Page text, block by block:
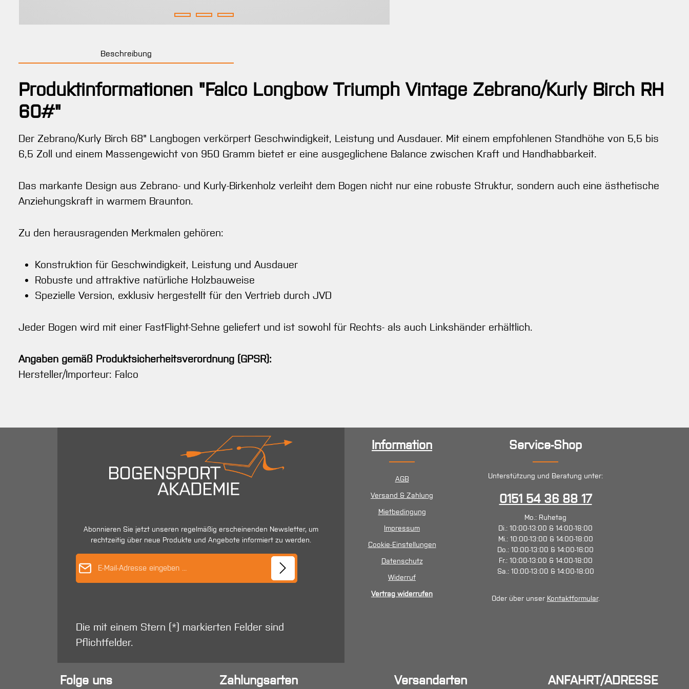
Beschreibung
Produktinformationen "Falco Longbow Triumph Vintage Zebrano/Kurly Birch RH
60#"
Der Zebrano/Kurly Birch 68" Langbogen verkörpert Geschwindigkeit, Leistung und Ausdauer. Mit einem empfohlenen Standhöhe von 5,5 bis
6,5 Zoll und einem Massengewicht von 950 Gramm bietet er eine ausgeglichene Balance zwischen Kraft und Handhabbarkeit.
Das markante Design aus Zebrano- und Kurly-Birkenholz verleiht dem Bogen nicht nur eine robuste Struktur, sondern auch eine ästhetische
Anziehungskraft in warmem Braunton.
Zu den herausragenden Merkmalen gehören:
Konstruktion für Geschwindigkeit, Leistung und Ausdauer
Robuste und attraktive natürliche Holzbauweise
Spezielle Version, exklusiv hergestellt für den Vertrieb durch JVD
Jeder Bogen wird mit einer FastFlight-Sehne geliefert und ist sowohl für Rechts- als auch Linkshänder erhältlich.
Angaben gemäß Produktsicherheitsverordnung (GPSR):
Hersteller/Importeur: Falco
Abonnieren Sie jetzt unseren regelmäßig erscheinenden Newsletter, um
rechtzeitig über neue Produkte und Angebote informiert zu werden.
Die mit einem Stern (*) markierten Felder sind
Pflichtfelder.
Information
AGB
Versand & Zahlung
Mietbedingung
Impressum
Cookie-Einstellungen
Datenschutz
Widerruf
Vertrag widerrufen
Service-Shop
Unterstützung und Beratung unter:
0151 54 36 88 17
Mo.: Ruhetag
Di.: 10:00-13:00 & 14:00-18:00
Mi.: 10:00-13:00 & 14:00-18:00
Do.: 10:00-13:00 & 14:00-16:00
Fr.: 10:00-13:00 & 14:00-18:00
Sa.: 10:00-13:00 & 14:00-18:00
Oder über unser Kontaktformular.
Folge uns Zahlungsarten Versandarten ANFAHRT/ADRESSE